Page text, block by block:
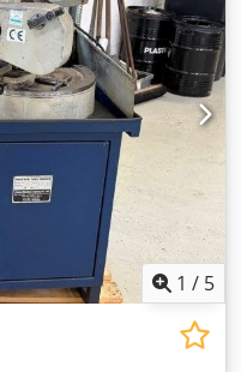
kW Potencia del
aproximado: 230 kg
x 750 x 1330 mm
1 / 5